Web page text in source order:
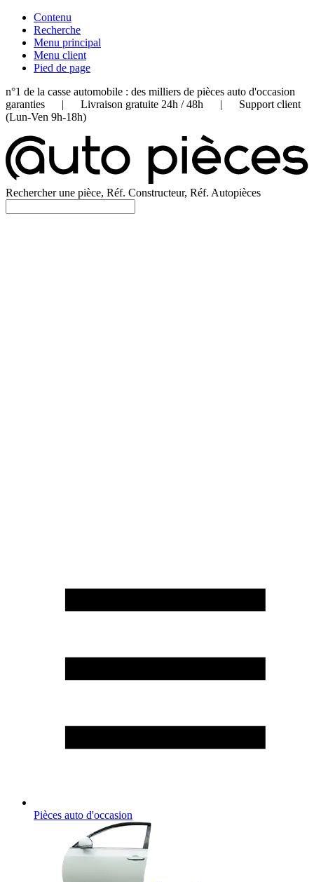
Contenu
Recherche
Menu principal
Menu client
Pied de page
n°1 de la casse automobile : des milliers de pièces auto d'occasion
garanties | Livraison gratuite 24h / 48h | Support client
(Lun-Ven 9h-18h)
Rechercher une pièce, Réf. Constructeur, Réf. Autopièces
Pièces auto d'occasion